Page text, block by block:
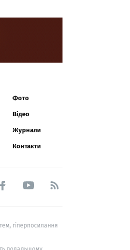
Фото
Відео
Журнали
Контакти
гіперпосилання